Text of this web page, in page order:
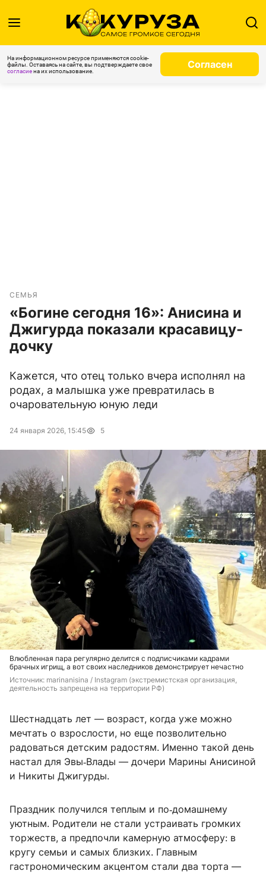
На информационном ресурсе применяются cookie-
файлы. Оставаясь на сайте, вы подтверждаете свое
согласиена их использование.
Согласен
СЕМЬЯ
«Богине сегодня 16»: Анисина и
Джигурда показали красавицу-
дочку
Кажется, что отец только вчера исполнял на
родах, а малышка уже превратилась в
очаровательную юную леди
24 января 2026, 15:45 5
Влюбленная пара регулярно делится с подписчиками кадрами
брачных игрищ, а вот своих наследников демонстрирует нечастно
Источник: marinanisina / Instagram (экстремистская организация,
деятельность запрещена на территории РФ)
Шестнадцать лет — возраст, когда уже можно
мечтать о взрослости, но еще позволительно
радоваться детским радостям. Именно такой день
настал для Эвы‑Влады — дочери Марины Анисиной
и Никиты Джигурды.
Праздник получился теплым и по‑домашнему
уютным. Родители не стали устраивать громких
торжеств, а предпочли камерную атмосферу: в
кругу семьи и самых близких. Главным
гастрономическим акцентом стали два торта —